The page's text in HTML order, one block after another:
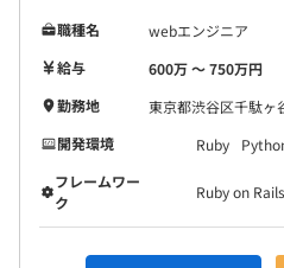
職種名
webエンジニア
給与
600万 〜 750万円
勤務地
東京都渋谷区千駄ヶ
開発環境
Ruby
フレームワー
ク
Ruby on Rails